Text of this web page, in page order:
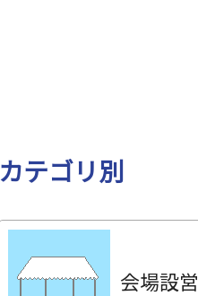
カテゴリ別
会場設営